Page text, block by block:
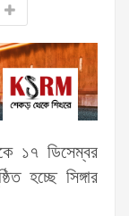
১৭ ডিসেম্বর
হচ্ছে সিঙ্গার